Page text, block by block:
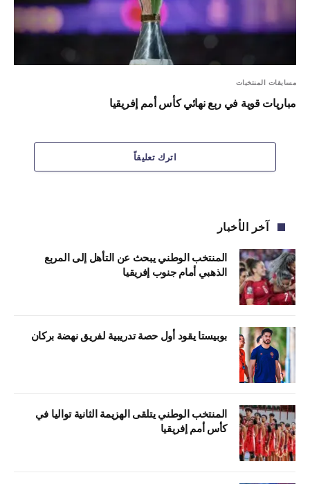
مسابقات المنتخبات
مباريات قوية في ربع نهائي كأس أمم إفريقيا
اترك تعليقاً
آخر الأخبار
المنتخب الوطني يبحث عن التأهل إلى المربع
الذهبي أمام جنوب إفريقيا
بوبيستا يقود أول حصة تدريبية لفريق نهضة بركان
المنتخب الوطني يتلقى الهزيمة الثانية تواليا في
كأس أمم إفريقيا